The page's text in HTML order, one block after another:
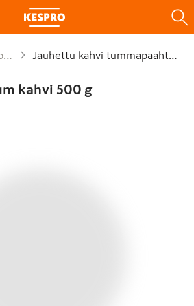
Jauhettu kahvi tummapaahtoinen
kahvi 500 g